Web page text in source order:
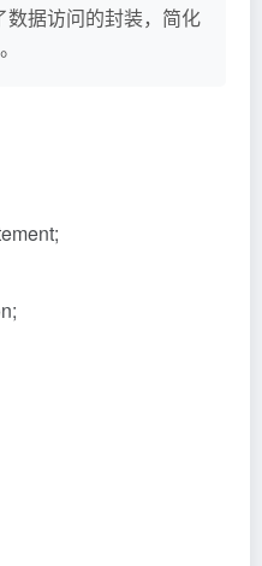
数据访问的封装，简化